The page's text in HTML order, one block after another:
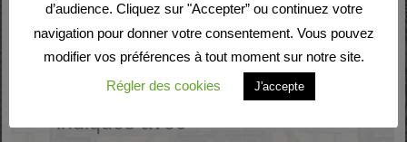
sera pas publiée.
Les
champs obligatoires sont
indiqués avec*
d’audience. Cliquez sur "Accepter” ou continuez votre
navigation pour donner votre consentement. Vous pouvez
modifier vos préférences à tout moment sur notre site.
Régler des cookies
J'accepte